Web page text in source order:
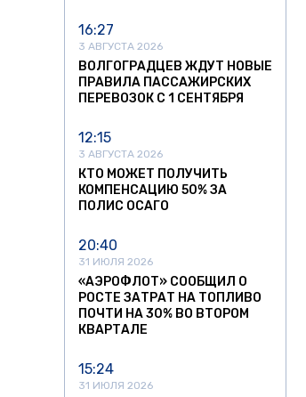
16:27
3 АВГУСТА 2026
ВОЛГОГРАДЦЕВ ЖДУТ НОВЫЕ
ПРАВИЛА ПАССАЖИРСКИХ
ПЕРЕВОЗОК С 1 СЕНТЯБРЯ
12:15
3 АВГУСТА 2026
КТО МОЖЕТ ПОЛУЧИТЬ
КОМПЕНСАЦИЮ 50% ЗА
ПОЛИС ОСАГО
20:40
31 ИЮЛЯ 2026
«АЭРОФЛОТ» СООБЩИЛ О
РОСТЕ ЗАТРАТ НА ТОПЛИВО
ПОЧТИ НА 30% ВО ВТОРОМ
КВАРТАЛЕ
15:24
31 ИЮЛЯ 2026